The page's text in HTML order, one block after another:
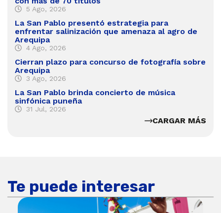
5 Ago, 2026
La San Pablo presentó estrategia para
enfrentar salinización que amenaza al agro de
Arequipa
4 Ago, 2026
Cierran plazo para concurso de fotografía sobre
Arequipa
3 Ago, 2026
La San Pablo brinda concierto de música
sinfónica puneña
31 Jul, 2026
CARGAR MÁS
Te puede interesar